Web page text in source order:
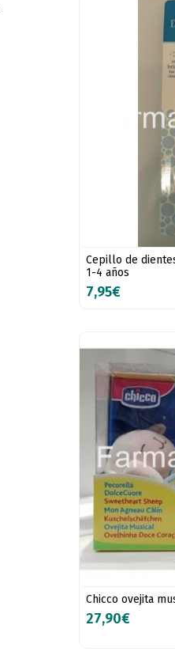
Cepillo de
1-4 años
7,95€
Chicco ovejita
27,90€